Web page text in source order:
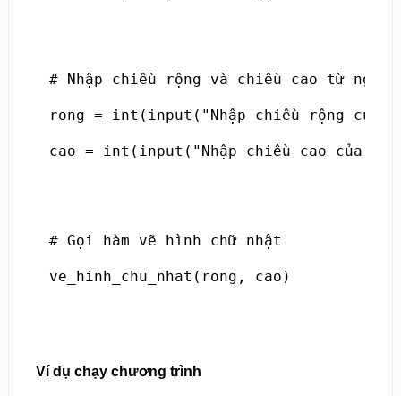
# Nhập chiều rộng và chiều cao từ người
rong = int(input("Nhập chiều rộng của
cao = int(input("Nhập chiều cao của
# Gọi hàm vẽ hình chữ nhật
ve_hinh_chu_nhat(rong, cao)
Ví dụ chạy chương trình